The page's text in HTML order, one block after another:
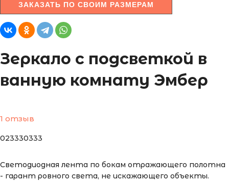
ЗАКАЗАТЬ ПО СВОИМ РАЗМЕРАМ
Зеркало с подсветкой в
ванную комнату Эмбер
1 отзыв
023330333
Светодиодная лента по бокам отражающего полотна
- гарант ровного света, не искажающего объекты.